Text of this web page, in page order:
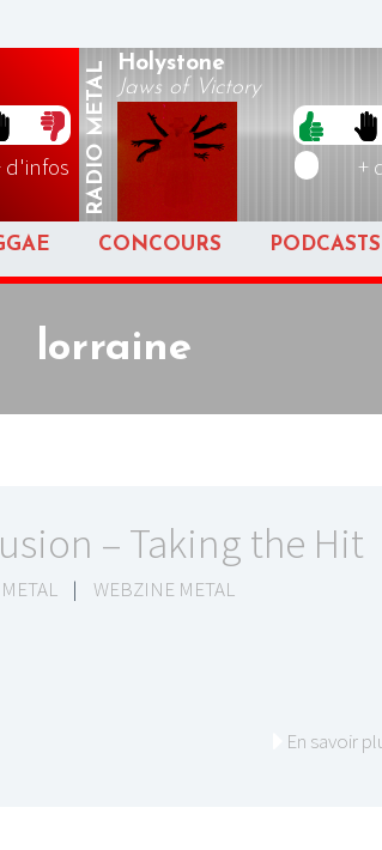
d'infos RADIO
METAL Holystone
Jaws of Victory
+
CONCOURS PODCASTS
lorraine
– Taking the Hit
| WEBZINE METAL
En savoir